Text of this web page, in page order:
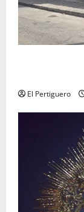
El Pertiguero